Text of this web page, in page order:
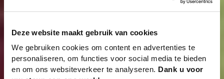
Deze website maakt gebruik van cookies
We gebruiken cookies om content en advertenties te
personaliseren, om functies voor social media te bieden
en om ons websiteverkeer te analyseren. Dank u voor